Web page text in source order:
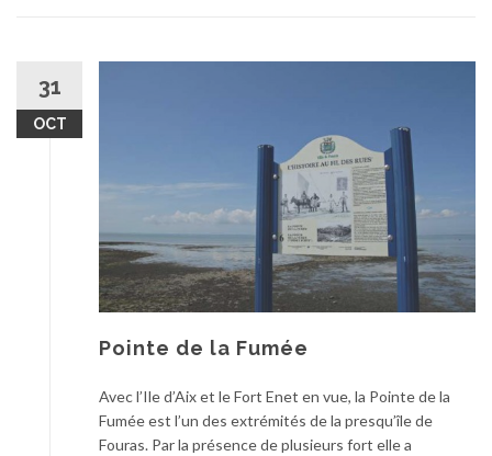
31
OCT
Pointe de la Fumée
Avec l’Ile d’Aix et le Fort Enet en vue, la Pointe de la
Fumée est l’un des extrémités de la presqu’île de
Fouras. Par la présence de plusieurs fort elle a